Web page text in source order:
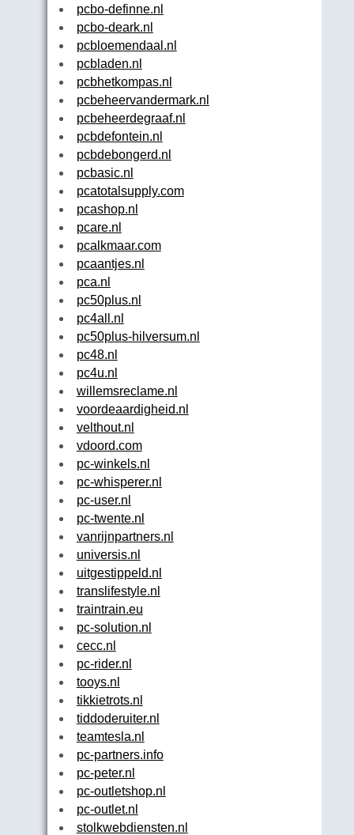
pcbo-definne.nl
pcbo-deark.nl
pcbloemendaal.nl
pcbladen.nl
pcbhetkompas.nl
pcbeheervandermark.nl
pcbeheerdegraaf.nl
pcbdefontein.nl
pcbdebongerd.nl
pcbasic.nl
pcatotalsupply.com
pcashop.nl
pcare.nl
pcalkmaar.com
pcaantjes.nl
pca.nl
pc50plus.nl
pc4all.nl
pc50plus-hilversum.nl
pc48.nl
pc4u.nl
willemsreclame.nl
voordeaardigheid.nl
velthout.nl
vdoord.com
pc-winkels.nl
pc-whisperer.nl
pc-user.nl
pc-twente.nl
vanrijnpartners.nl
universis.nl
uitgestippeld.nl
translifestyle.nl
traintrain.eu
pc-solution.nl
cecc.nl
pc-rider.nl
tooys.nl
tikkietrots.nl
tiddoderuiter.nl
teamtesla.nl
pc-partners.info
pc-peter.nl
pc-outletshop.nl
pc-outlet.nl
stolkwebdiensten.nl